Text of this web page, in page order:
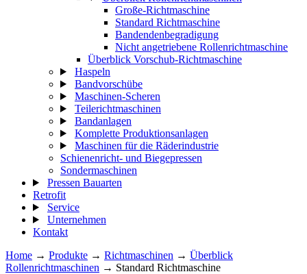
Große-Richtmaschine
Standard Richtmaschine
Bandendenbegradigung
Nicht angetriebene Rollenrichtmaschine
Überblick Vorschub-Richtmaschine
Haspeln
Bandvorschübe
Maschinen-Scheren
Teilerichtmaschinen
Bandanlagen
Komplette Produktionsanlagen
Maschinen für die Räderindustrie
Schienenricht- und Biegepressen
Sondermaschinen
Pressen Bauarten
Retrofit
Service
Unternehmen
Kontakt
Home → Produkte → Richtmaschinen → Überblick
Rollenrichtmaschinen → Standard Richtmaschine